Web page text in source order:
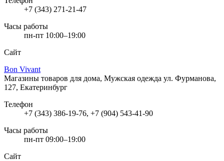
+7 (343) 271-21-47
Часы работы
пн-пт 10:00–19:00
Сайт
Bon Vivant
Магазины товаров для дома, Мужская одежда ул. Фурманова,
127, Екатеринбург
Телефон
+7 (343) 386-19-76, +7 (904) 543-41-90
Часы работы
пн-пт 09:00–19:00
Сайт